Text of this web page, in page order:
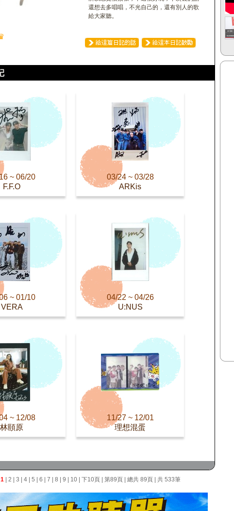
還想去多唱唱，不光自己的，還有別人的歌
給大家聽。
~ 06/20
F.F.O
03/24 ~ 03/28
ARKis
~ 01/10
VERA
04/22 ~ 04/26
U:NUS
~ 12/08
林頤原
11/27 ~ 12/01
理想混蛋
1| 2 3 4| 5 6 7 8 9 10| 下10頁| 第89頁| 總共 89頁 | 共 533筆
【
(
(